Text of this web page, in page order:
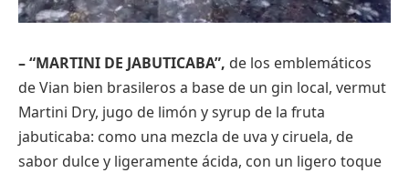
– “MARTINI DE JABUTICABA”, de los emblemáticos
de Vian bien brasileros a base de un gin local, vermut
Martini Dry, jugo de limón y syrup de la fruta
jabuticaba: como una mezcla de uva y ciruela, de
sabor dulce y ligeramente ácida, con un ligero toque